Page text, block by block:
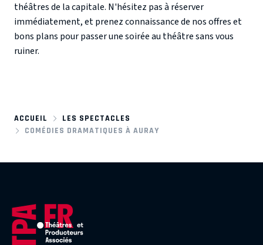
théâtres de la capitale. N'hésitez pas à réserver
immédiatement, et prenez connaissance de nos offres et
bons plans pour passer une soirée au théâtre sans vous
ruiner.
ACCUEIL
LES SPECTACLES
COMÉDIES DRAMATIQUES À AURAY